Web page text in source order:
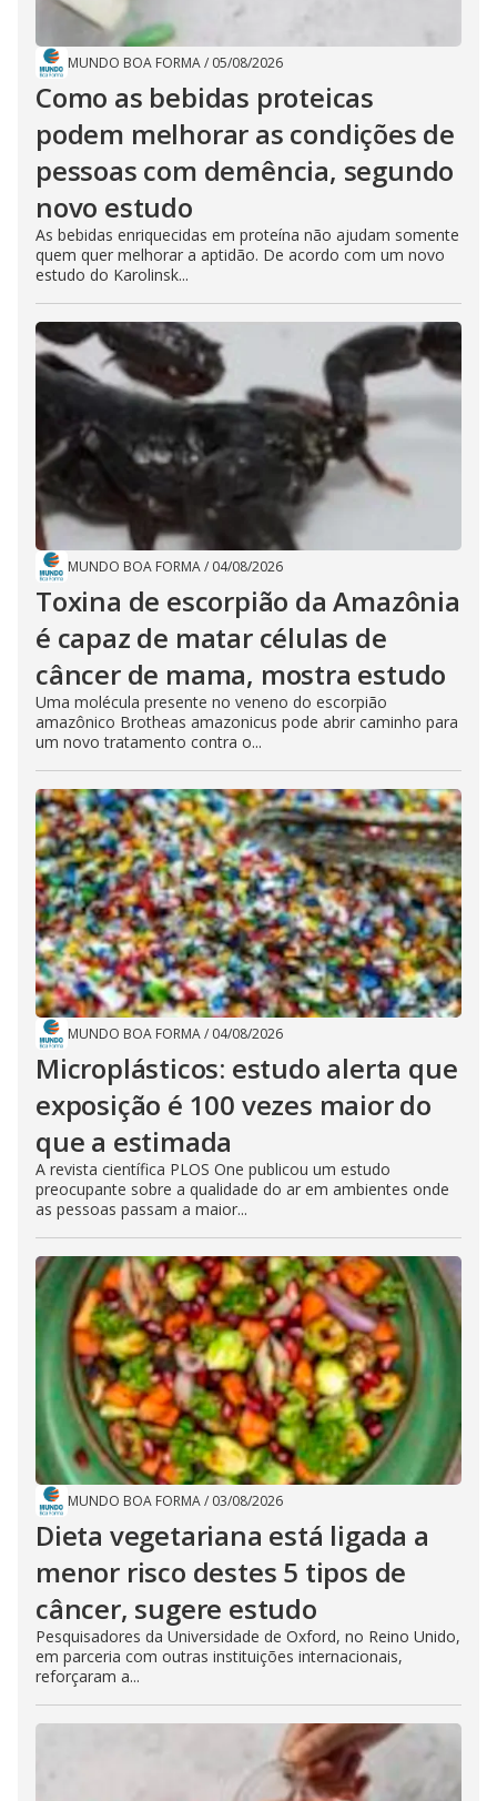
MUNDO BOA FORMA/ 05/08/2026
Como as bebidas proteicas
podem melhorar as condições de
pessoas com demência, segundo
novo estudo
As bebidas enriquecidas em proteína não ajudam somente
quem quer melhorar a aptidão. De acordo com um novo
estudo do Karolinsk...
MUNDO BOA FORMA/ 04/08/2026
Toxina de escorpião da Amazônia
é capaz de matar células de
câncer de mama, mostra estudo
Uma molécula presente no veneno do escorpião
amazônico Brotheas amazonicus pode abrir caminho para
um novo tratamento contra o...
MUNDO BOA FORMA/ 04/08/2026
Microplásticos: estudo alerta que
exposição é 100 vezes maior do
que a estimada
A revista científica PLOS One publicou um estudo
preocupante sobre a qualidade do ar em ambientes onde
as pessoas passam a maior...
MUNDO BOA FORMA/ 03/08/2026
Dieta vegetariana está ligada a
menor risco destes 5 tipos de
câncer, sugere estudo
Pesquisadores da Universidade de Oxford, no Reino Unido,
em parceria com outras instituições internacionais,
reforçaram a...